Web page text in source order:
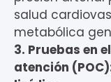
salud
metabólica
3. Pruebas en
atención